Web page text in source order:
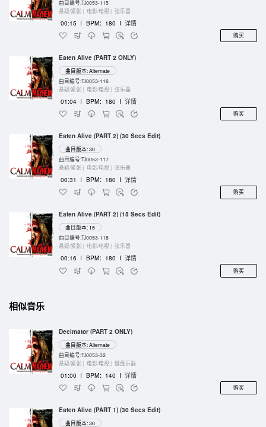
曲目编号:TJ0053-115
悬疑/紧张 | 电影/电视 | 弦乐器
00:15 I BPM：180 I 详情
购买
Eaten Alive (PART 2 ONLY)
曲目版本: Alternate
曲目编号:TJ0053-116
悬疑/紧张 | 电影/电视 | 弦乐器
01:04 I BPM：180 I 详情
购买
Eaten Alive (PART 2) (30 Secs Edit)
曲目版本: 30
曲目编号:TJ0053-117
悬疑/紧张 | 电影/电视 | 弦乐器
00:31 I BPM：180 I 详情
购买
Eaten Alive (PART 2) (15 Secs Edit)
曲目版本: 15
曲目编号:TJ0053-118
悬疑/紧张 | 电影/电视 | 弦乐器
00:16 I BPM：180 I 详情
购买
相似音乐
Decimator (PART 2 ONLY)
曲目版本: Alternate
曲目编号:TJ0053-32
悬疑/紧张 | 电影/电视 | 键盘乐器
01:00 I BPM：140 I 详情
购买
Eaten Alive (PART 1) (30 Secs Edit)
曲目版本: 30